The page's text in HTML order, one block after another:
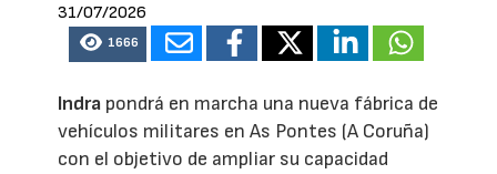
31/07/2026
1666
Indra pondrá en marcha una nueva fábrica de
vehículos militares en As Pontes (A Coruña)
con el objetivo de ampliar su capacidad